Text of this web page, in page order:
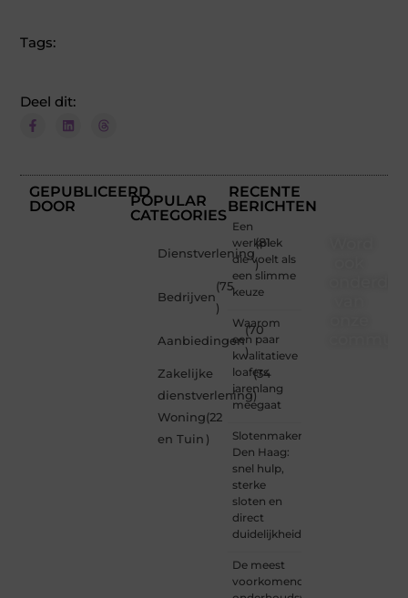
Tags:
Deel dit:
GEPUBLICEERD
DOOR
POPULAR
CATEGORIES
Dienstverlening
(81
)
Bedrijven
(75
)
Aanbiedingen
(70
)
Zakelijke
dienstverlening
(34
)
Woning
en Tuin
(22
)
RECENTE
BERICHTEN
Een
werkplek
die voelt als
een slimme
keuze
Waarom
een paar
kwalitatieve
loafers
jarenlang
meegaat
Slotenmaker
Den Haag:
snel hulp,
sterke
sloten en
direct
duidelijkheid
De meest
voorkomende